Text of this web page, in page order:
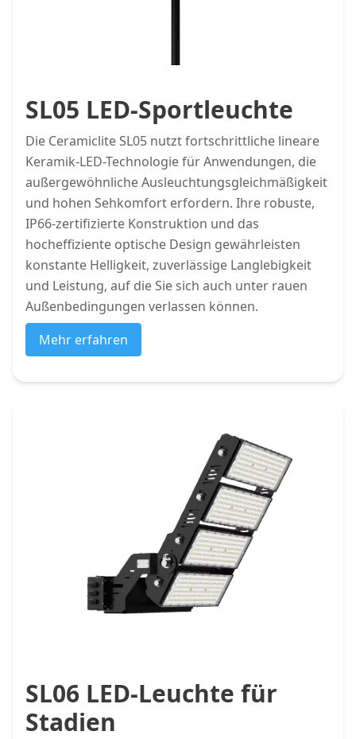
SL05 LED-Sportleuchte
Die Ceramiclite SL05 nutzt fortschrittliche lineare
Keramik-LED-Technologie für Anwendungen, die
außergewöhnliche Ausleuchtungsgleichmäßigkeit
und hohen Sehkomfort erfordern. Ihre robuste,
IP66-zertifizierte Konstruktion und das
hocheffiziente optische Design gewährleisten
konstante Helligkeit, zuverlässige Langlebigkeit
und Leistung, auf die Sie sich auch unter rauen
Außenbedingungen verlassen können.
Mehr erfahren
SL06 LED-Leuchte für
Stadien